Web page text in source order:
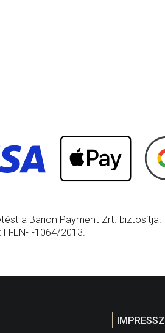
a Barion Payment Zrt. biztosítja.
EN-I-1064/2013.